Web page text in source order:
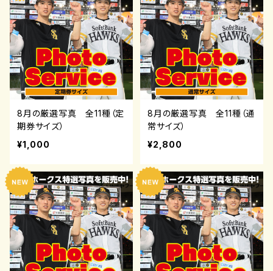
8月の厳選写真 全11種（定
期券サイズ）
¥1,000
8月の厳選写真 全11種（通
常サイズ）
¥2,800